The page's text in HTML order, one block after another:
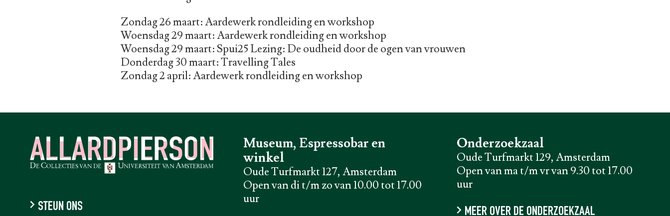
Zondag 26 maart: Aardewerk rondleiding en workshop
Woensdag 29 maart: Aardewerk rondleiding en workshop
Woensdag 29 maart: Spui25 Lezing: De oudheid door de ogen van vrouwen
Donderdag 30 maart: Travelling Tales
Zondag 2 april: Aardewerk rondleiding en workshop
STEUN ONS
Museum, Espressobar en
winkel
Oude Turfmarkt 127, Amsterdam
Open van di t/m zo van 10.00 tot 17.00
uur
Onderzoekzaal
Oude Turfmarkt 129, Amsterdam
Open van ma t/m vr van 9.30 tot 17.00
uur
MEER OVER DE ONDERZOEKZAAL